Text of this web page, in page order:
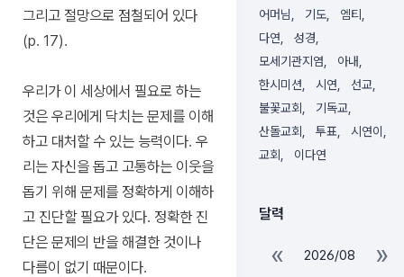
그리고 절망으로 점철되어 있다
(p. 17).
우리가 이 세상에서 필요로 하는
것은 우리에게 닥치는 문제를 이해
하고 대처할 수 있는 능력이다. 우
리는 자신을 돕고 고통하는 이웃을
돕기 위해 문제를 정확하게 이해하
고 진단할 필요가 있다. 정확한 진
단은 문제의 반을 해결한 것이나
다름이 없기 때문이다.
어머님
기도
엠티
다연
성경
모세기관지염
아내
한시미션
시연
선교
불꽃교회
기독교
산돌교회
투표
시연이
교회
이다연
달력
« 2026/08 »